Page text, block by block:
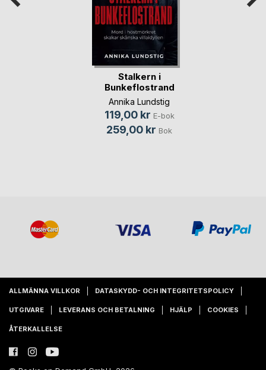
Stalkern i
Bunkeflostrand
Annika Lundstig
119,00 kr E-bok
259,00 kr Bok
ALLMÄNNA VILLKOR DATASKYDD- OCH INTEGRITETSPOLICY
UTGIVARE LEVERANS OCH BETALNING HJÄLP COOKIES
ÅTERKALLELSE